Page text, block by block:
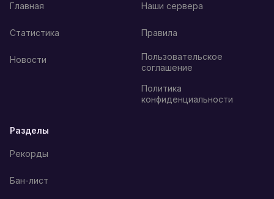
Главная
Статистика
Новости
Наши сервера
Правила
Пользовательское
соглашение
Политика
конфиденциальности
Разделы
Рекорды
Бан-лист